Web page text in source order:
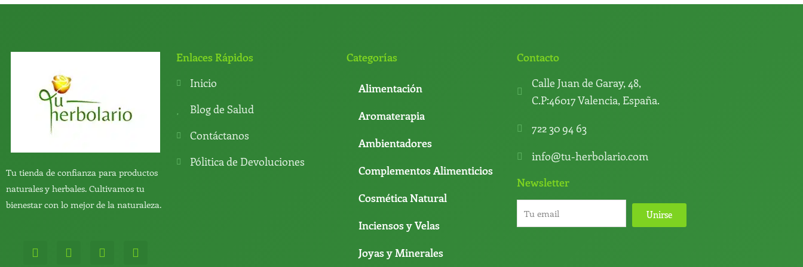
Tu tienda de confianza para productos
naturales y herbales. Cultivamos tu
bienestar con lo mejor de la naturaleza.
W
h
T
e
Y
o
T
i
Enlaces Rápidos
Inicio
Blog de Salud
Contáctanos
Pólitica de Devoluciones
Categorías
Alimentación
Aromaterapia
Ambientadores
Complementos Alimenticios
Cosmética Natural
Inciensos y Velas
Joyas y Minerales
Contacto
Calle Juan de Garay, 48,
C.P:46017 Valencia, España.
722 30 94 63
info@tu-herbolario.com
Newsletter
Unirse